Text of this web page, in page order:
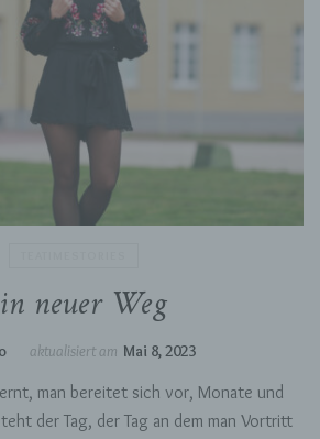
neuer Weg
aktualisiert am Mai 8, 2023
man bereitet sich vor, Monate und
der Tag, der Tag an dem man Vortritt